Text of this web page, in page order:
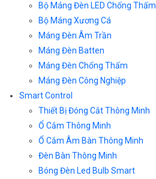
Bộ Máng Đèn LED Chống Thấm
Bộ Máng Xương Cá
Máng Đèn Âm Trần
Máng Đèn Batten
Máng Đèn Chống Thấm
Máng Đèn Công Nghiệp
Smart Control
Thiết Bị Đóng Cắt Thông Minh
Ổ Cắm Thông Minh
Ổ Cắm Âm Bàn Thông Minh
Đèn Bàn Thông Minh
Bóng Đèn Led Bulb Smart